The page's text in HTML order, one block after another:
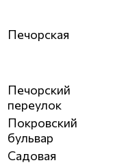
Печорская
Печорский
переулок
Покровский
бульвар
Садовая